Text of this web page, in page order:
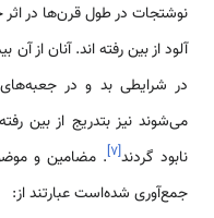
نوشتجات در طول قرن‌ها در اثر
آلود از بین رفته اند. آنان از
در شرایطی بد و در
می‌شوند نیز بتدریج از بین
نابود گردند[۷]. مضامین و
جمع‌آوری شده‌‌است عبارتند از: